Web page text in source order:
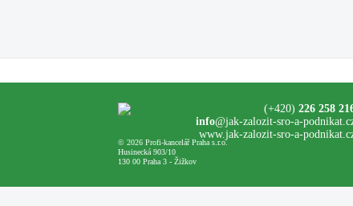
© 2026 Profi-kancelář Praha s.r.o.
Husinecká 903/10
130 00 Praha 3 - Žižkov
(+420) 226 258
info@jak-zalozit-sro-a-
www.jak-zalozit-sro-a-